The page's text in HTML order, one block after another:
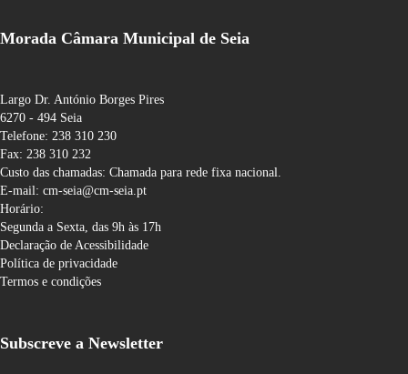
Morada Câmara Municipal de Seia
Largo Dr. António Borges Pires
6270 - 494 Seia
Telefone: 238 310 230
Fax: 238 310 232
Custo das chamadas: Chamada para rede fixa nacional.
E-mail: cm-seia@cm-seia.pt
Horário:
Segunda a Sexta, das 9h às 17h
Declaração de Acessibilidade
Política de privacidade
Termos e condições
Subscreve a Newsletter